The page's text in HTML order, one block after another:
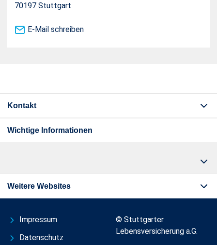
70197 Stuttgart
E-Mail schreiben
Kontakt
Wichtige Informationen
Weitere Websites
Impressum
Datenschutz
© Stuttgarter
Lebensversicherung a.G.